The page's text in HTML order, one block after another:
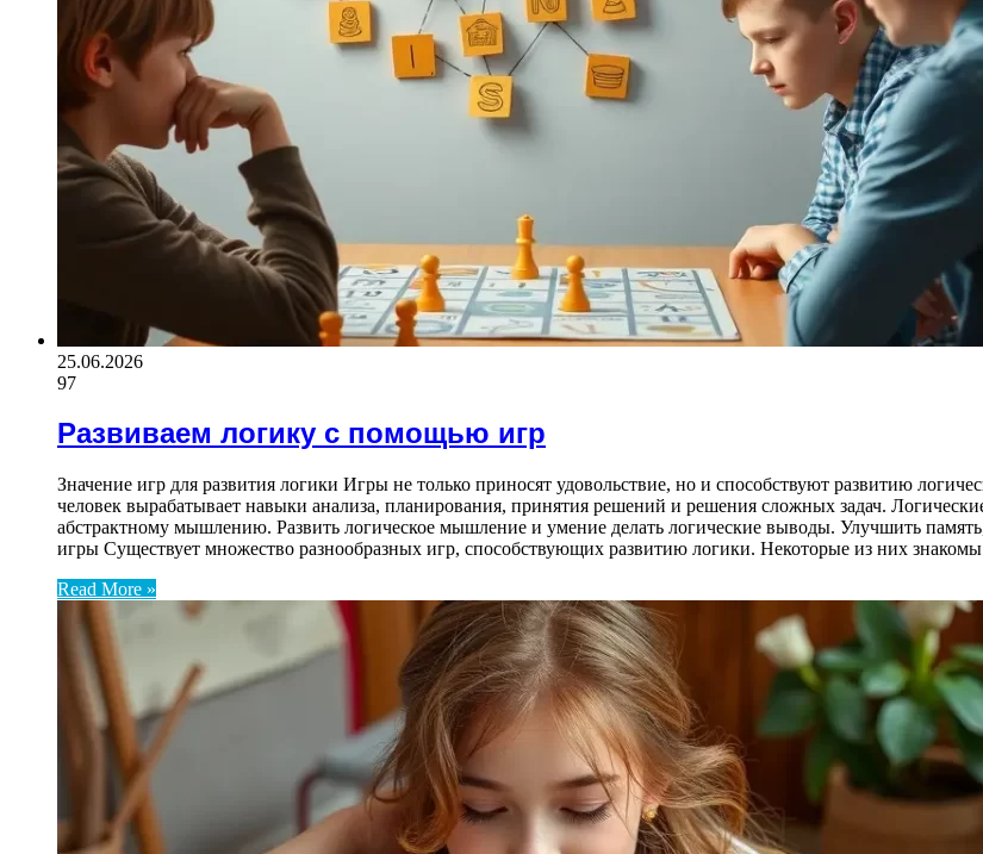
25.06.2026
97
Развиваем логику с помощью игр
Значение игр для развития логики Игры не только приносят удовольствие, но и способствуют развитию
человек вырабатывает навыки анализа, планирования, принятия решений и решения сложных задач.
абстрактному мышлению. Развить логическое мышление и умение делать логические выводы. Улучшить
игры Существует множество разнообразных игр, способствующих развитию логики. Некоторые из них
Read More »